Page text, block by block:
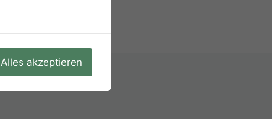
Alles akzeptieren